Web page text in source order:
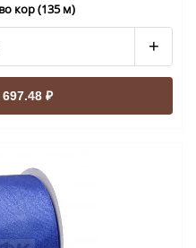
кор (135 м)
+
697.48 ₽